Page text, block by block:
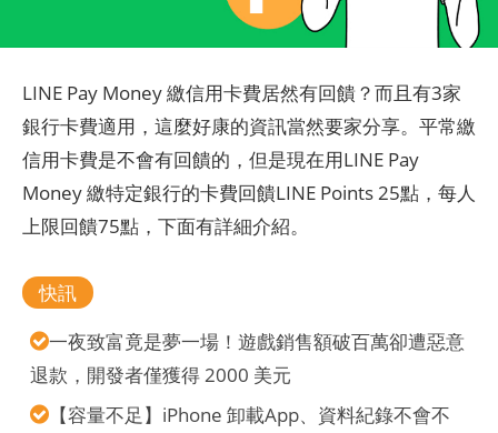
LINE Pay Money 繳信用卡費居然有回饋？而且有3家
銀行卡費適用，這麼好康的資訊當然要家分享。平常繳
信用卡費是不會有回饋的，但是現在用LINE Pay
Money 繳特定銀行的卡費回饋LINE Points 25點，每人
上限回饋75點，下面有詳細介紹。
快訊
一夜致富竟是夢一場！遊戲銷售額破百萬卻遭惡意
退款，開發者僅獲得 2000 美元
【容量不足】iPhone 卸載App、資料紀錄不會不